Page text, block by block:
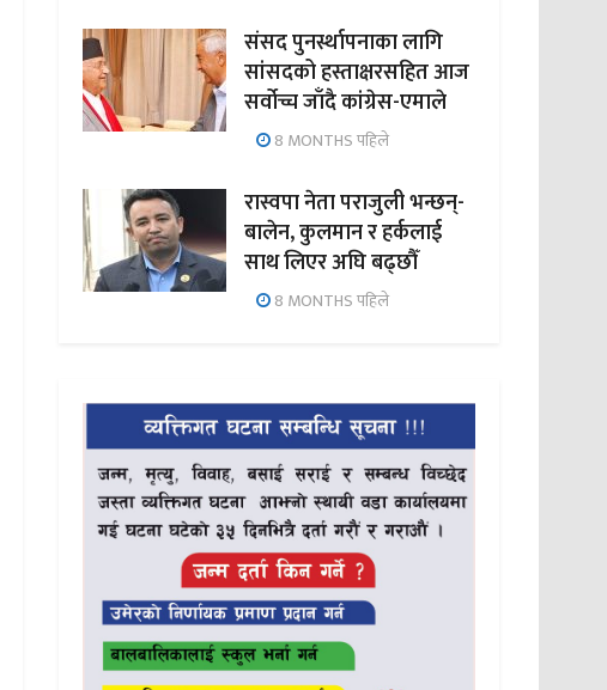
संसद पुनर्स्थापनाका लागि
सांसदको हस्ताक्षरसहित आज
सर्वोच्च जाँदै कांग्रेस-एमाले
8 MONTHS पहिले
रास्वपा नेता पराजुली भन्छन्-
बालेन, कुलमान र हर्कलाई
साथ लिएर अघि बढ्छौँ
8 MONTHS पहिले